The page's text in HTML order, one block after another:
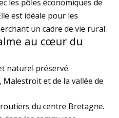
les pôles économiques de
est idéale pour les
un cadre de vie rural.
au cœur du
naturel préservé.
et de la vallée de
du centre Bretagne.